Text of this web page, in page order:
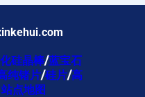
硅晶棒/蓝宝石
纯锗片/硅片/高
站点地图